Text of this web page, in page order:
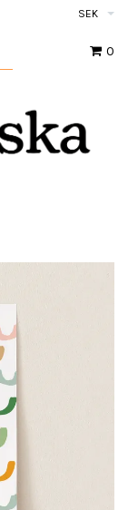
SEK
0